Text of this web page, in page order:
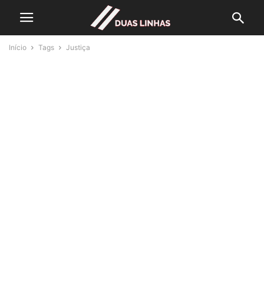
Início Tags Justiça